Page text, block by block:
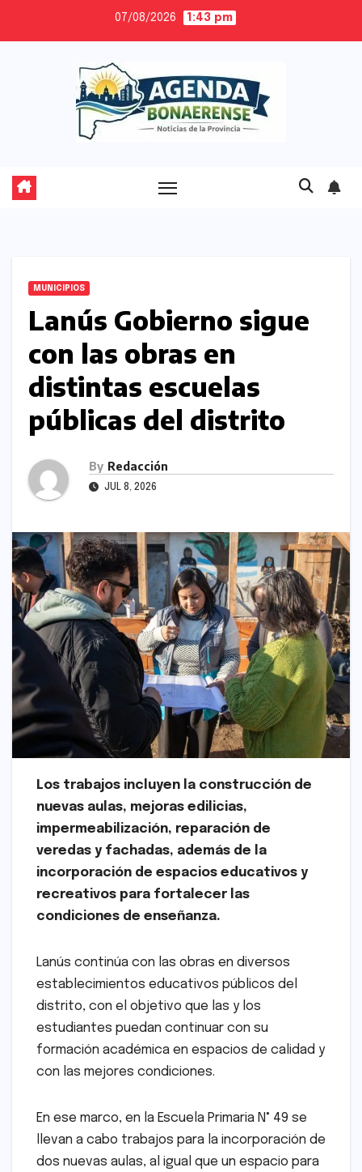
07/08/2026 1:43 pm
MUNICIPIOS
Lanús Gobierno sigue
con las obras en
distintas escuelas
públicas del distrito
By Redacción
JUL 8, 2026
Los trabajos incluyen la construcción de
nuevas aulas, mejoras edilicias,
impermeabilización, reparación de
veredas y fachadas, además de la
incorporación de espacios educativos y
recreativos para fortalecer las
condiciones de enseñanza.
Lanús continúa con las obras en diversos
establecimientos educativos públicos del
distrito, con el objetivo que las y los
estudiantes puedan continuar con su
formación académica en espacios de calidad y
con las mejores condiciones.
En ese marco, en la Escuela Primaria N° 49 se
llevan a cabo trabajos para la incorporación de
dos nuevas aulas, al igual que un espacio para